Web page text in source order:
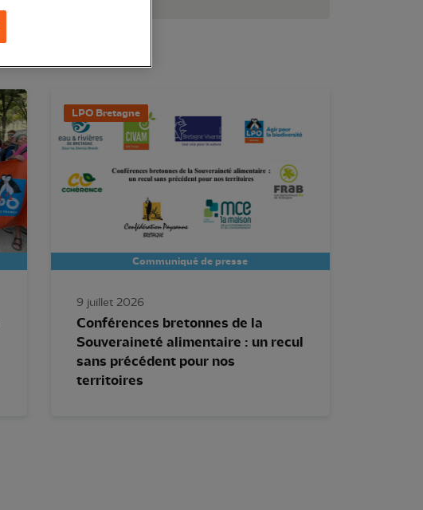
LPO Bretagne
Communiqué de presse
9 juillet 2026
Conférences bretonnes de la
Souveraineté alimentaire : un recul
sans précédent pour nos
territoires